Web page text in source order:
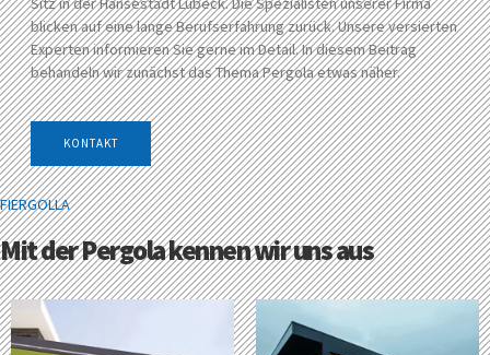
FIERGOLLA
Mit der Pergola kennen wir uns aus
blicken auf eine lange Berufserfahrung zurück. Unsere versierten
Experten informieren Sie gerne im Detail. In diesem Beitrag
behandeln wir zunächst das Thema Pergola etwas näher.
KONTAKT